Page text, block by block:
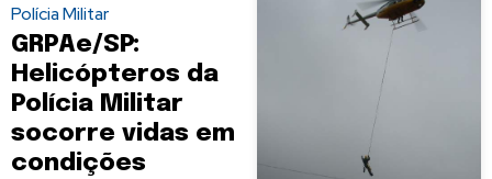
Polícia Militar
GRPAe/SP:
Helicópteros da
Polícia Militar
socorre vidas em
condições